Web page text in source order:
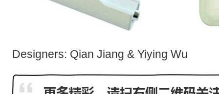
Designers: Qian Jiang & Yiying Wu